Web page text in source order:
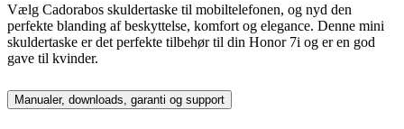
Vælg Cadorabos skuldertaske til mobiltelefonen, og nyd den
perfekte blanding af beskyttelse, komfort og elegance. Denne mini
skuldertaske er det perfekte tilbehør til din Honor 7i og er en god
gave til kvinder.
Manualer, downloads, garanti og support